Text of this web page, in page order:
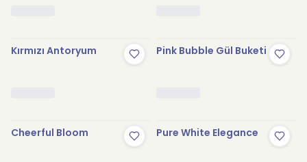
Kırmızı Antoryum Pink Bubble Gül Buketi
Cheerful Bloom Pure White Elegance